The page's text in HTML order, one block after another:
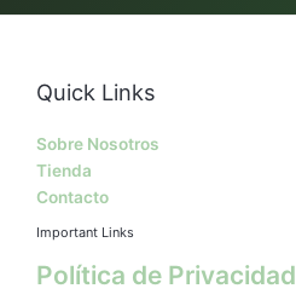
Quick Links
Sobre Nosotros
Tienda
Contacto
Important Links
Política de Privacidad